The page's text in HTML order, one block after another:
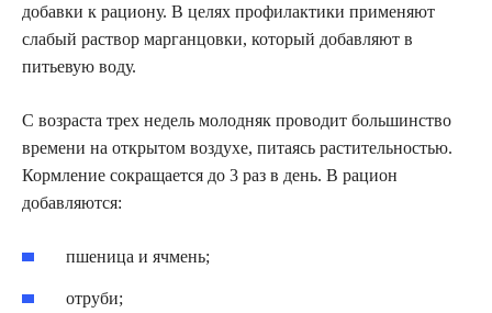
добавки к рациону. В целях профилактики применяют
слабый раствор марганцовки, который добавляют в
питьевую воду.
С возраста трех недель молодняк проводит большинство
времени на открытом воздухе, питаясь растительностью.
Кормление сокращается до 3 раз в день. В рацион
добавляются:
пшеница и ячмень;
отруби;